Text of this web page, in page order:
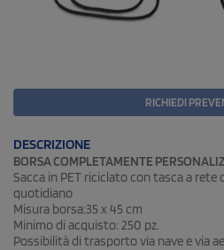
RICHIEDI
DESCRIZIONE
BORSA COMPLETAMENTE
Sacca in PET riciclato con tasca a rete
quotidiano
Misura borsa:35 x 45 cm
Minimo di acquisto: 250 pz.
Possibilità di trasporto via nave e via